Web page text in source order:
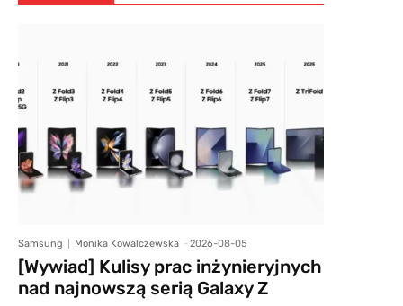
Samsung Monika Kowalczewska - 2026-08-05
[Wywiad] Kulisy prac inżynieryjnych
nad najnowszą serią Galaxy Z